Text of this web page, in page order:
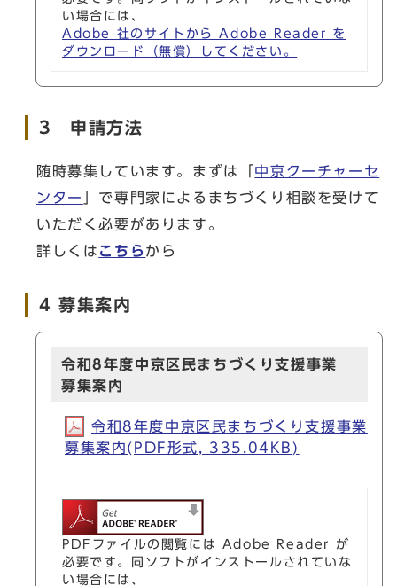
い場合には、
Adobe 社のサイトから Adobe Reader を
ダウンロード（無償）してください。
3 申請方法
随時募集しています。まずは「 中京クーチャーセ
ンター
」で専門家によるまちづくり相談を受けて
いただく必要があります。
詳しくは こちらから
4 募集案内
令和8年度中京区民まちづくり支援事業
募集案内
令和8年度中京区民まちづくり支援事業
募集案内(PDF形式, 335.04KB)
PDFファイルの閲覧には Adobe Reader が
必要です。同ソフトがインストールされていな
い場合には、